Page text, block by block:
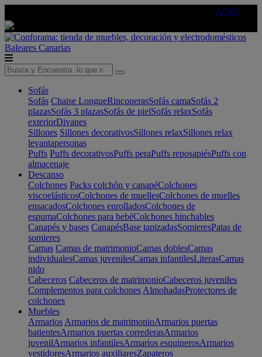
AQUÍ
Baleares Canarias
Sofás
Sofás Chaise LongueRinconerasSofás camaSofás 2
plazasSofás 3 plazasSofás de pielSofás relaxSofás
exteriorDivanes
Sillones Sillones decorativosSillones relaxSillones relax
levantapersonas
Puffs Puffs decorativosPuffs peraPuffs reposapiésPuffs con
almacenaje
Descanso
Colchones Packs colchón y canapéColchones
viscoelásticosColchones de muellesColchones de muelles
ensacadosColchones enrolladosColchones de
espumaColchones para bebéColchones hinchables
Canapés y bases CanapésBase tapizadasSomieresPatas de
somieres
Camas Camas de matrimonioCamas doblesCamas
individualesCamas juvenilesCamas infantilesLiterasCamas
nido
Cabeceros Cabeceros de matrimonioCabeceros juveniles
Complementos para colchones AlmohadasProtectores de
colchones
Muebles
Armarios Armarios de matrimonioArmarios puertas
batientesArmarios puertas correderasArmarios
juvenilArmarios infantilesArmarios esquinerosArmarios
vestidoresArmarios auxiliaresZapateros